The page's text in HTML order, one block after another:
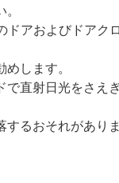
アおよびドアク
します。
直射日光をさえ
るおそれがありま